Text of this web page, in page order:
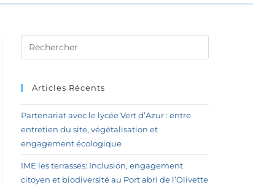
Articles Récents
Partenariat avec le lycée Vert d’Azur : entre
entretien du site, végétalisation et
engagement écologique
IME les terrasses: Inclusion, engagement
citoyen et biodiversité au Port abri de l’Olivette